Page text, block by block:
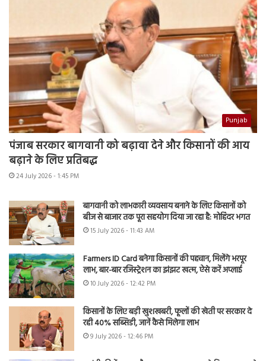
Punjab
पंजाब सरकार बागवानी को बढ़ावा देने और किसानों की आय
बढ़ाने के लिए प्रतिबद्ध
24 July 2026 - 1:45 PM
बागवानी को लाभकारी व्यवसाय बनाने के लिए किसानों को
बीज से बाजार तक पूरा सहयोग दिया जा रहा है: मोहिंदर भगत
15 July 2026 - 11:43 AM
Farmers ID Card बनेगा किसानों की पहचान, मिलेंगे भरपूर
लाभ, बार-बार रजिस्ट्रेशन का झंझट खत्म, ऐसे करें अप्लाई
10 July 2026 - 12:42 PM
किसानों के लिए बड़ी खुशखबरी, फूलों की खेती पर सरकार दे
रही 40% सब्सिडी, जानें कैसे मिलेगा लाभ
9 July 2026 - 12:46 PM